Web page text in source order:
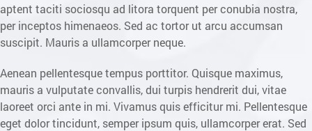
aptent taciti sociosqu ad litora torquent per conubia nostra,
per inceptos himenaeos. Sed ac tortor ut arcu accumsan
suscipit. Mauris a ullamcorper neque.
Aenean pellentesque tempus porttitor. Quisque maximus,
mauris a vulputate convallis, dui turpis hendrerit dui, vitae
laoreet orci ante in mi. Vivamus quis efficitur mi. Pellentesque
eget dolor tincidunt, semper ipsum quis, ullamcorper erat. Sed